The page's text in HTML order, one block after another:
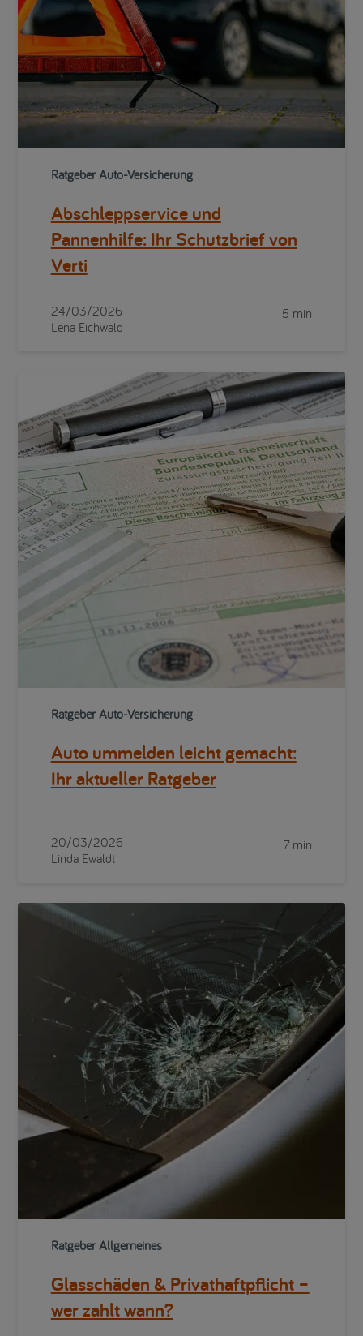
Ratgeber Auto-Versicherung
Abschleppservice und
Pannenhilfe: Ihr Schutzbrief von
Verti
24/03/2026
Lena Eichwald
5 min
Ratgeber Auto-Versicherung
Auto ummelden leicht gemacht:
Ihr aktueller Ratgeber
20/03/2026
Linda Ewaldt
7 min
Ratgeber Allgemeines
Glasschäden & Privathaftpflicht –
wer zahlt wann?